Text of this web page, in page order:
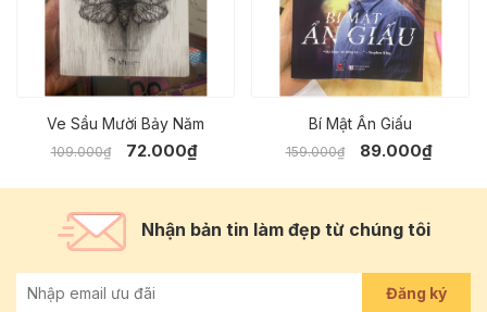
Ve Sầu Mười Bảy Năm
109.000₫ 72.000₫
Bí Mật Ẩn Giấu
159.000₫ 89.000₫
Nhận bản tin làm đẹp từ chúng tôi
Đăng ký